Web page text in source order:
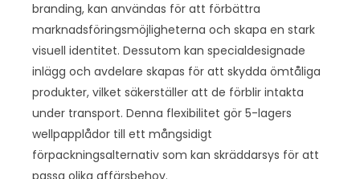
branding, kan användas för att förbättra
marknadsföringsmöjligheterna och skapa en stark
visuell identitet. Dessutom kan specialdesignade
inlägg och avdelare skapas för att skydda ömtåliga
produkter, vilket säkerställer att de förblir intakta
under transport. Denna flexibilitet gör 5-lagers
wellpapplådor till ett mångsidigt
förpackningsalternativ som kan skräddarsys för att
passa olika affärsbehov.